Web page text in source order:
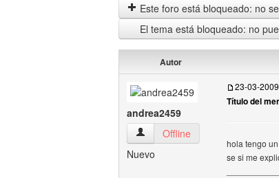
Este foro está bloqueado: no
El tema está bloqueado: no
Autor
andrea2459
andrea2459 Ver perfil del usuario
Offline
Nuevo
23-03-
Título del
hola tengo
se si me